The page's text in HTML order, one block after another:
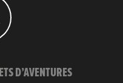
D’AVENTURES